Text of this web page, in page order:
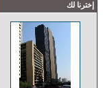
إخترنا لك